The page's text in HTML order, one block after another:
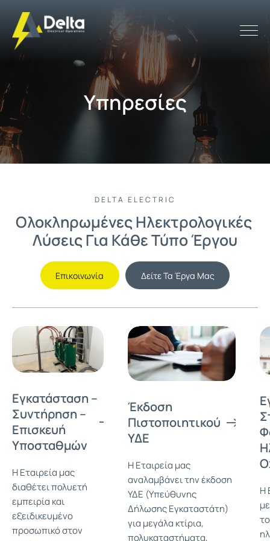
Υπηρεσίες
DELTA ELECTRIC
Ολοκληρωμένες Ηλεκτρολογικές
Λύσεις Για Κάθε Τύπο Έργου
Επικοινωνία Δείτε Τα Έργα Μας
Εγκατάσταση –
Συντήρηση –
Επισκευή
Υποσταθμών
Η Εταιρεία μας
διαθέτει πολυετή
εμπειρία και
εξειδικευμένο
προσωπικό στον
Έκδοση
Πιστοποιητικού
ΥΔΕ
Η Εταιρεία μας
αναλαμβάνει την έκδοση
ΥΔΕ (Υπεύθυνης
Δήλωσης Εγκαταστάτη)
για μεγάλα κτίρια,
πολυκαταστήματα,
Η